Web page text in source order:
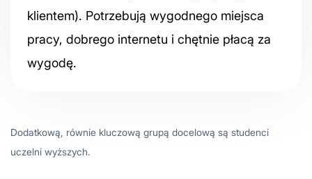
klientem). Potrzebują wygodnego miejsca
pracy, dobrego internetu i chętnie płacą za
wygodę.
Dodatkową, równie kluczową grupą docelową są studenci
uczelni wyższych.